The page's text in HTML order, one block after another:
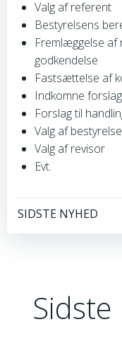
Valg af referent
Bestyrelsens
Fremlæggelse af
godkendelse
Fastsættelse af
Indkomne forslag
Forslag til
Valg af bestyrelse
Valg af revisor
Evt.
SIDSTE NYHED